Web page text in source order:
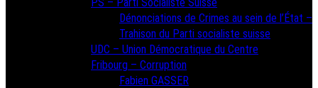
Dénonciations de Crimes au sein de l’État –
Trahison du Parti socialiste suisse
UDC – Union Démocratique du Centre
Fribourg – Corruption
Fabien GASSER